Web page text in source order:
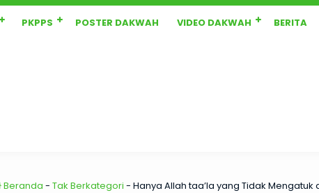
PKPPS POSTER DAKWAH VIDEO DAKWAH BERITA
Beranda - Tak Berkategori - Hanya Allah taa’la yang Tidak Mengatuk